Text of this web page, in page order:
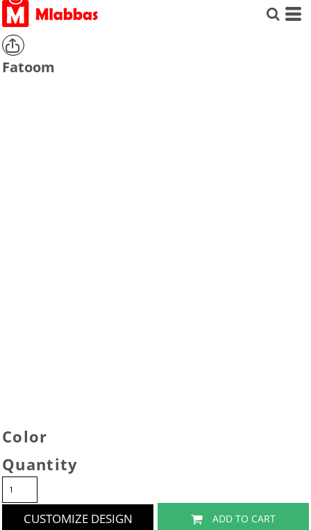
Fatoom
Color
Quantity
CUSTOMIZE DESIGN ADD TO CART